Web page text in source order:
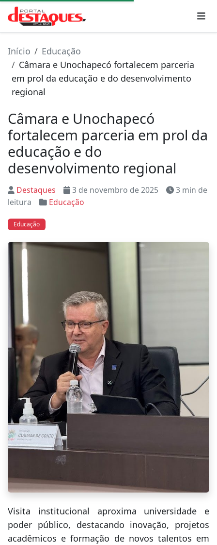
Início
Educação
Câmara e Unochapecó fortalecem parceria
em prol da educação e do desenvolvimento
regional
Câmara e Unochapecó
fortalecem parceria em prol da
educação e do
desenvolvimento regional
Destaques 3 de novembro de 2025
3 min de
leitura
Educação
Educação
Visita institucional aproxima universidade e
poder público, destacando inovação, projetos
acadêmicos e formação de novos talentos em